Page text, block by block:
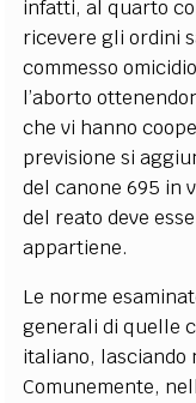
infatti, alquarto
ricevere gli ordini
commesso
l’aborto
che vi hanno
previsione si
del canone 695 in
del reato deve
appartiene.
Le norme
generali di quelle
italiano, lasciando
Comunemente,